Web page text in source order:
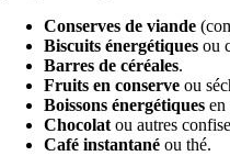
Conserves de viande
Biscuits énergétiques ou
Barres de céréales.
Fruits en conserve ou
Boissons énergétiques en
Chocolat ou autres
Café instantané ou thé.